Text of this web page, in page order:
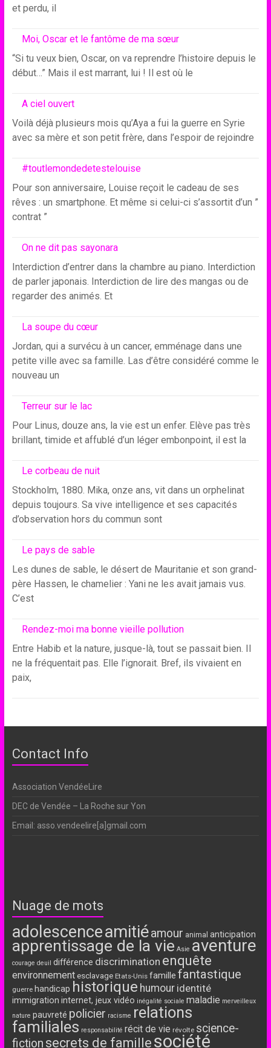
et perdu, il
Moi, Oscar et le fantôme de ma sœur
“Si tu veux bien, Oscar, on va reprendre l’histoire depuis le
début…” Mais il est marrant, lui ! Il est où le
A ciel ouvert
Voilà déjà plusieurs mois qu’Aya a fui la guerre en Syrie
avec sa mère et son petit frère, dans l’espoir de rejoindre
#toutlemondedetestelouise
Pour son anniversaire, Louise reçoit le cadeau de ses
rêves : un smartphone. Et même si celui-ci s’assortit d’un ”
contrat ”
On ne dit pas sayonara
Interdiction d’entrer dans la chambre au piano. Interdiction
de parler japonais. Interdiction de lire des mangas ou de
regarder des animés. Et
La soupe du cœur
Jordan, qui a survécu à un cancer, emménage dans une
petite ville avec sa famille. Las d’être considéré comme le
nouveau un
Terreur sur le lac
Pour Linus, douze ans, la vie est un enfer. Elève pas très
brillant, timide et affublé d’un léger embonpoint, il est la
Le corbeau de nuit
Stockholm, 1880. Mika, onze ans, vit dans un orphelinat
depuis toujours. Sa vive intelligence et ses capacités
d’observation hors du commun sont
Le pays de sable
Les dunes de sable, le désert de Mauritanie et son grand-
père Hassen, le chamelier : Yani ne les avait jamais vus.
C’est
Rendez-moi ma bonne vieille pollution
Entre Habib et la nature, jusque-là, tout se passait bien. Il
ne la fréquentait pas. Elle l’ignorait. Bref, ils vivaient en
paix,
Contact Info
Association VendéeLire
DEC de Vendée – La Roche sur Yon
Email: asso.vendeelire[a]gmail.com
Nuage de mots
adolescenceamitiéamour animal anticipation
apprentissage de la vie Asie aventure
courage deuil différence discrimination enquête
environnement esclavage Etats-Unis famille fantastique
guerre handicap historique humour identité
immigration internet, jeux vidéo inégalité sociale maladie merveilleux
nature pauvreté policier racisme relations
familiales responsabilité récit de vie révolte science-
fiction secrets de famille société